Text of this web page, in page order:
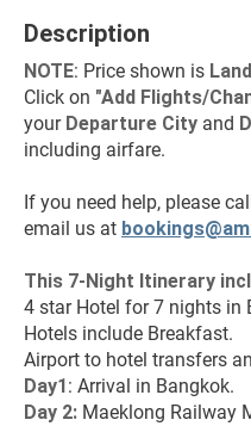
Description
NOTE: Price shown is Land
Click on "Add Flights/
your Departure City and
including airfare.
If you need help, please
email us at
This 7-Night Itinerary
4 star Hotel for 7 nights in
Hotels include Breakfast.
Airport to hotel transfers
Day1 : Arrival in Bangkok.
Day 2: Maeklong Railway